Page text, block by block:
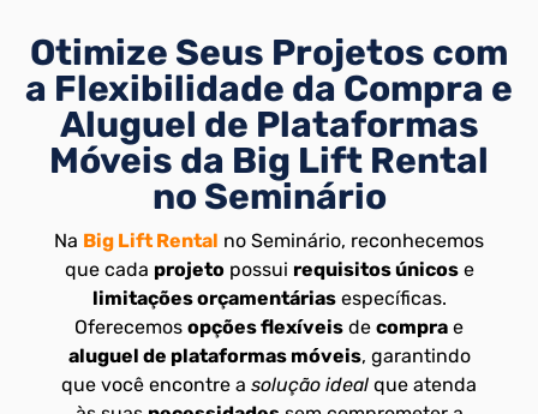
Otimize Seus Projetos com
a Flexibilidade da Compra e
Aluguel de Plataformas
Móveis da Big Lift Rental
no Seminário
Na Big Lift Rental no Seminário, reconhecemos
que cada projetopossui requisitos únicose
limitações orçamentáriasespecíficas.
Oferecemos opções flexíveis de compra e
aluguel de plataformas móveis, garantindo
que você encontre a solução ideal que atenda